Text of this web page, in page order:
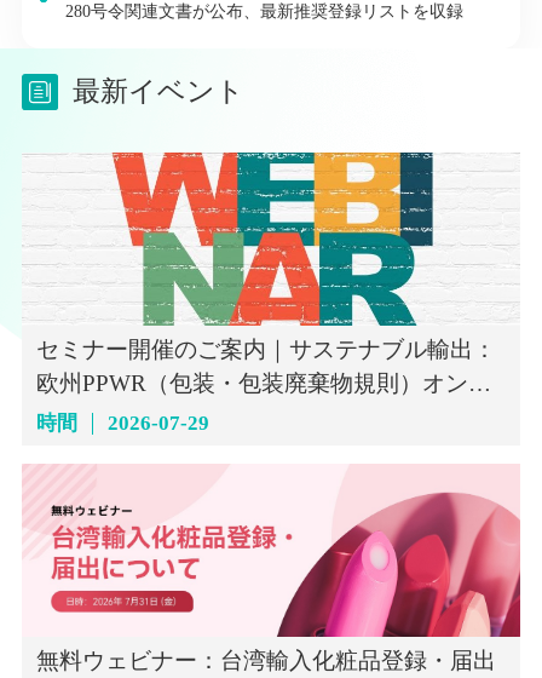
280号令関連文書が公布、最新推奨登録リストを収録
最新イベント
セミナー開催のご案内｜サステナブル輸出：
欧州PPWR（包装・包装廃棄物規則）オンラ
インセミナー（7月29日）
時間 2026-07-29
無料ウェビナー：台湾輸入化粧品登録・届出